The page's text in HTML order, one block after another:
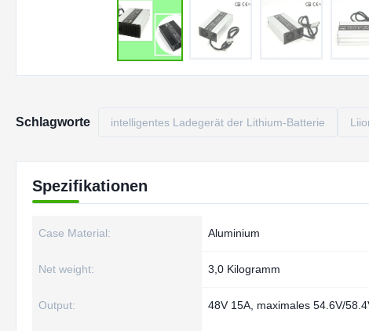
Schlagworte intelligentes Ladegerät der Lithium-Batterie
Spezifikationen
Case Material: Aluminium
Net weight: 3,0 Kilogramm
Output: 48V 15A, maximales 54.6V/